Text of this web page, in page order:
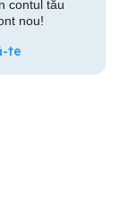
contul tău
nou!
te